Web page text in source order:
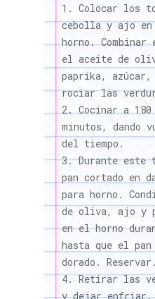
Colocar los
cebolla y ajo en
horno. Combinar
el aceite de
paprika,
rociar las
Cocinar a
minutos, dando
del tiempo.
Durante este
pan cortado en
para horno.
de oliva, ajo y
en el horno
hasta que el pan
dorado. Reservar.
Retirar las
y dejar enfriar.